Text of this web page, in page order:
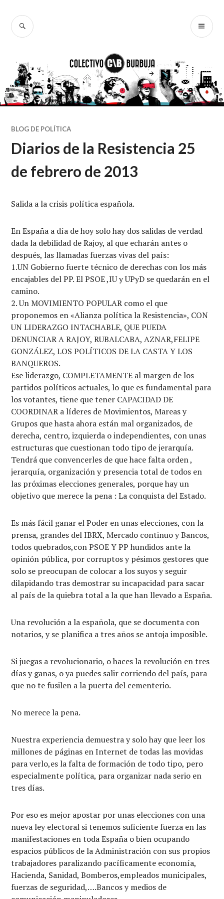
contenido
BUSCAR
BLOG DE POLÍTICA
Diarios de la Resistencia 25
de febrero de 2013
Salida a la crisis política española.
En España a día de hoy solo hay dos salidas de verdad
dada la debilidad de Rajoy, al que echarán antes o
después, las llamadas fuerzas vivas del país:
1.UN Gobierno fuerte técnico de derechas con los más
encajables del PP. El PSOE ,IU y UPyD se quedarán en el
camino.
2. Un MOVIMIENTO POPULAR como el que
proponemos en «Alianza política la Resistencia», CON
UN LIDERAZGO INTACHABLE, QUE PUEDA
DENUNCIAR A RAJOY, RUBALCABA, AZNAR,FELIPE
GONZÁLEZ, LOS POLÍTICOS DE LA CASTA Y LOS
BANQUEROS.
Ese liderazgo, COMPLETAMENTE al margen de los
partidos políticos actuales, lo que es fundamental para
los votantes, tiene que tener CAPACIDAD DE
COORDINAR a líderes de Movimientos, Mareas y
Grupos que hasta ahora están mal organizados, de
derecha, centro, izquierda o independientes, con unas
estructuras que cuestionan todo tipo de jerarquía.
Tendrá que convencerles de que hace falta orden ,
jerarquía, organización y presencia total de todos en
las próximas elecciones generales, porque hay un
objetivo que merece la pena : La conquista del Estado.
Es más fácil ganar el Poder en unas elecciones, con la
prensa, grandes del IBRX, Mercado continuo y Bancos,
todos quebrados,con PSOE Y PP hundidos ante la
opinión pública, por corruptos y pésimos gestores que
solo se preocupan de colocar a los suyos y seguir
dilapidando tras demostrar su incapacidad para sacar
al país de la quiebra total a la que han llevado a España.
Una revolución a la española, que se documenta con
notarios, y se planifica a tres años se antoja imposible.
Si juegas a revolucionario, o haces la revolución en tres
días y ganas, o ya puedes salir corriendo del país, para
que no te fusilen a la puerta del cementerio.
No merece la pena.
Nuestra experiencia demuestra y solo hay que leer los
millones de páginas en Internet de todas las movidas
para verlo,es la falta de formación de todo tipo, pero
especialmente política, para organizar nada serio en
tres días.
Por eso es mejor apostar por unas elecciones con una
nueva ley electoral si tenemos suficiente fuerza en las
manifestaciones en toda España o bien ocupando
espacios públicos de la Administración con sus propios
trabajadores paralizando pacíficamente economía,
Hacienda, Sanidad, Bomberos,empleados municipales,
fuerzas de seguridad,….Bancos y medios de